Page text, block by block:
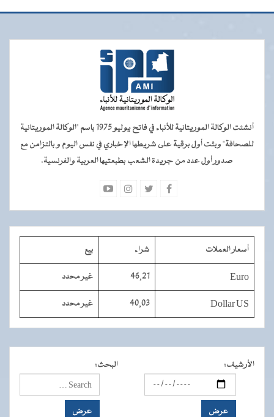
أنشئت الوكالة الموريتانية للأنباء في فاتح يوليو 1975 باسم "الوكالة الموريتانية
للصحافة" وبثت أول برقية على شريطها الإخباري في نفس اليوم و بالتزامن مع
صدور أول عدد من جريدة الشعب بطبعتيها العربية والفرنسية.
أسعار العملات شراء بيع
Euro
46,21 غير محدد
Dollar US
40,03 غير محدد
الأرشيف: البحث: